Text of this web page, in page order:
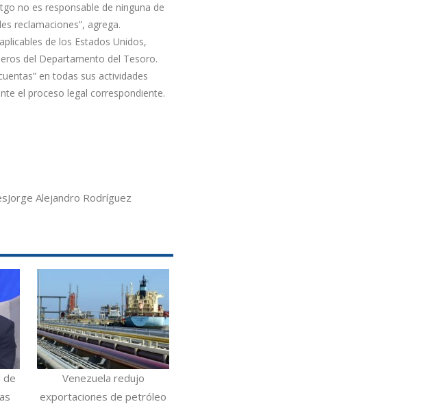
no es responsable de ninguna de
reclamaciones”, agrega.
de los Estados Unidos,
del Departamento del Tesoro.
en todas sus actividades
el proceso legal correspondiente.
Jorge Alejandro Rodríguez
de
Venezuela redujo
exportaciones de petróleo